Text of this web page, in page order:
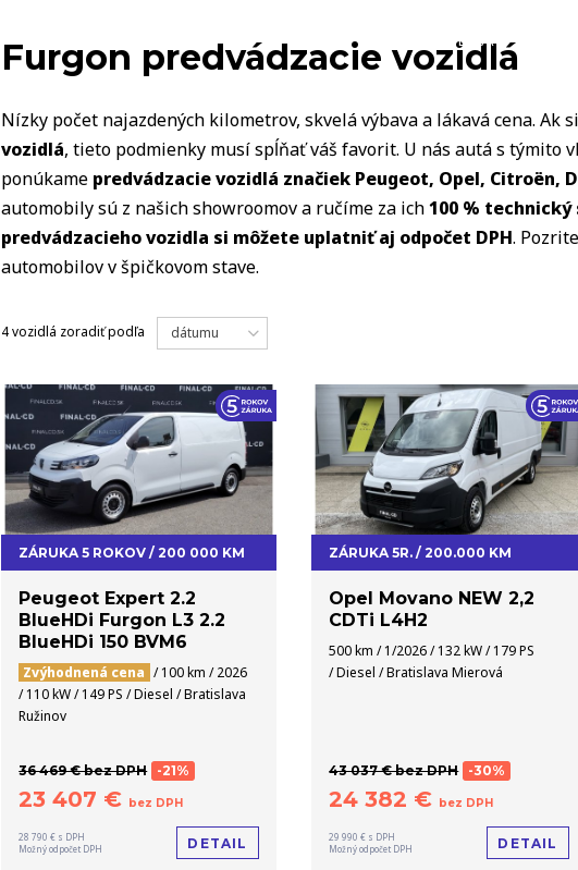
VOZIDLÁ
Furgon predvádzacie vozidlá
Nízky počet najazdených kilometrov, skvelá výbava a lákavá cena. Ak
vozidlá, tieto podmienky musí spĺňať váš favorit. U nás autá s týmito
ponúkame predvádzacie vozidlá značiek Peugeot, Opel, Citroën,
automobily sú z našich showroomov a ručíme za ich100 %
predvádzacieho vozidla si môžete uplatniť aj odpočet DPH.
automobilov v špičkovom stave.
4 vozidlá zoradiť podľa dátumu
ZÁRUKA 5 ROKOV / 200 000 KM
Peugeot Expert 2.2
BlueHDi Furgon L3 2.2
BlueHDi 150 BVM6
Zvýhodnená cena / 100 km / 2026
/ 110 kW / 149 PS / Diesel / Bratislava
Ružinov
36 469 € bez DPH -21%
23 407 € bez DPH
28 790 € s DPH
Možný odpočet DPH
DETAIL
ZÁRUKA 5R. / 200.000 KM
Opel Movano NEW 2,2
CDTi L4H2
500 km / 1/2026 / 132 kW / 179 PS
/ Diesel / Bratislava Mierová
43 037 € bez DPH -30%
24 382 € bez DPH
29 990 € s DPH
Možný odpočet DPH
DETAIL